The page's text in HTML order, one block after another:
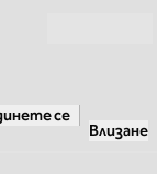
се
Влизане